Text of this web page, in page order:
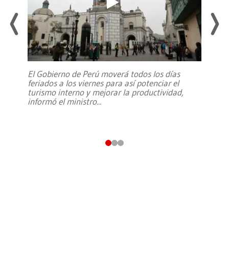
El Gobierno de Perú moverá todos los días
feriados a los viernes para así potenciar el
turismo interno y mejorar la productividad,
informó el ministro...